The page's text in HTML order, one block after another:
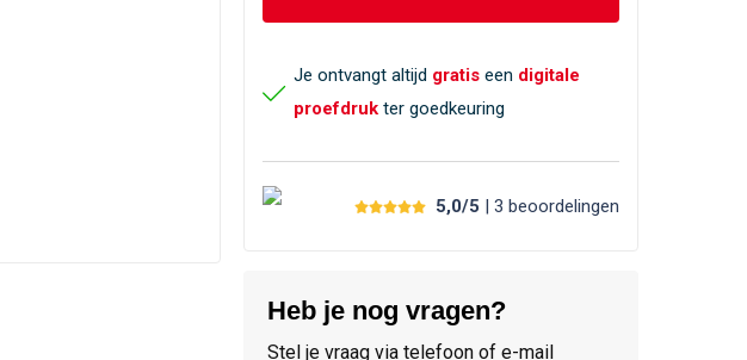
Je ontvangt altijd gratiseen digitale
proefdrukter goedkeuring
5,0/5 | 3 beoordelingen
Heb je nog vragen?
Stel je vraag via telefoon of e-mail